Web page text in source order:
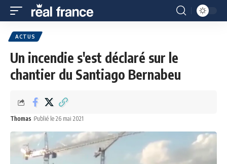
ACTUS
Un incendie s'est déclaré sur le
chantier du Santiago Bernabeu
Thomas Publié le 26 mai 2021